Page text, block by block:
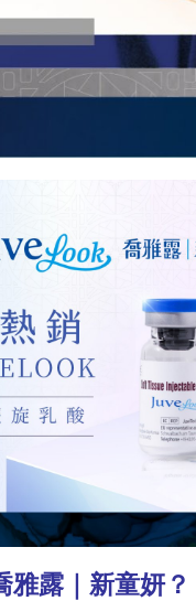
雅露｜新童妍？